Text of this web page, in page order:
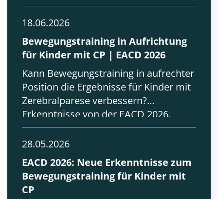
18.06.2026
Bewegungstraining in Aufrichtung
für Kinder mit CP | EACD 2026
Kann Bewegungstraining in aufrechter
Position die Ergebnisse für Kinder mit
Zerebralparese verbessern?
Erkenntnisse von der EACD 2026.
28.05.2026
EACD 2026: Neue Erkenntnisse zum
Bewegungstraining für Kinder mit
CP